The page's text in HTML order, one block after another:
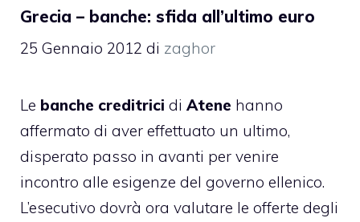
Grecia – banche: sfida all’ultimo euro
25 Gennaio 2012 di zaghor
Le banche creditrici di Atene hanno
affermato di aver effettuato un ultimo,
disperato passo in avanti per venire
incontro alle esigenze del governo ellenico.
L’esecutivo dovrà ora valutare le offerte degli